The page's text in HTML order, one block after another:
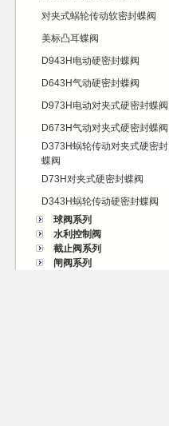
对夹式蜗轮传动软密封蝶阀
美标凸耳蝶阀
D943H电动硬密封蝶阀
D643H气动硬密封蝶阀
D973H电动对夹式硬密封蝶阀
D673H气动对夹式硬密封蝶阀
D373H蜗轮传动对夹式硬密封
蝶阀
D73H对夹式硬密封蝶阀
D343H蜗轮传动硬密封蝶阀
球阀系列
水利控制阀
截止阀系列
闸阀系列